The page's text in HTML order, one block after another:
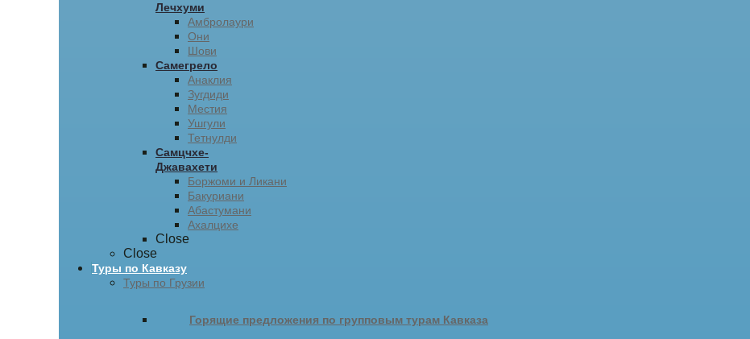
Лечхуми
Амбролаури
Они
Шови
Самегрело
Анаклия
Зугдиди
Местия
Ушгули
Тетнулди
Самцчхе-
Джавахети
Боржоми и Ликани
Бакуриани
Абастумани
Ахалцихе
Close
Close
Туры по Кавказу
Туры по Грузии
Горящие предложения по групповым турам Кавказа